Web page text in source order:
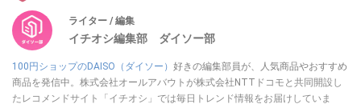
ライター / 編集
イチオシ編集部 ダイソー部
100円ショップのDAISO（ダイソー） 好きの編集部員が、人気商品やおすすめ
商品を発信中。株式会社オールアバウトが株式会社NTTドコモと共同開設し
たレコメンドサイト「イチオシ」では毎日トレンド情報をお届けしていま